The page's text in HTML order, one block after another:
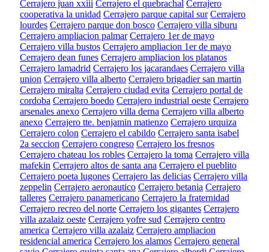
Cerrajero juan xxiii Cerrajero el quebrachal Cerrajero
cooperativa la unidad Cerrajero parque capital sur Cerrajero
lourdes Cerrajero parque don bosco Cerrajero villa siburu
Cerrajero ampliacion palmar Cerrajero 1er de mayo
Cerrajero villa bustos Cerrajero ampliacion 1er de mayo
Cerrajero dean funes Cerrajero ampliacion los platanos
Cerrajero lamadrid Cerrajero los jacarandaes Cerrajero villa
union Cerrajero villa alberto Cerrajero brigadier san martin
Cerrajero miralta Cerrajero ciudad evita Cerrajero portal de
cordoba Cerrajero boedo Cerrajero industrial oeste Cerrajero
arsenales anexo Cerrajero villa derna Cerrajero villa alberto
anexo Cerrajero tte. benjamin matienzo Cerrajero urquiza
Cerrajero colon Cerrajero el cabildo Cerrajero santa isabel
2a seccion Cerrajero congreso Cerrajero los fresnos
Cerrajero chateau los robles Cerrajero la toma Cerrajero villa
mafekin Cerrajero altos de santa ana Cerrajero el pueblito
Cerrajero poeta lugones Cerrajero las delicias Cerrajero villa
zeppelin Cerrajero aeronautico Cerrajero betania Cerrajero
talleres Cerrajero panamericano Cerrajero la fraternidad
Cerrajero recreo del norte Cerrajero los gigantes Cerrajero
villa azalaiz oeste Cerrajero yofre sud Cerrajero centro
america Cerrajero villa azalaiz Cerrajero ampliacion
residencial america Cerrajero los alamos Cerrajero general